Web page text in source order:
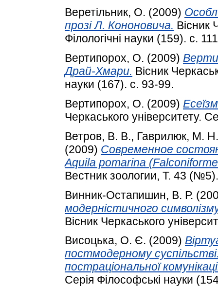
Веретільник, О. (2009)
прозі Л. Кононовича. Вісник
Філологічні науки (159). с.
Вертипорох, О. (2009)
Драй-Хмари. Вісник
науки (167). с. 93-99.
Вертипорох, О. (2009)
Черкаського університету.
Ветров, В. В., Гаврилюк, М. Н.
(2009) Современное
Aquila pomarina
Вестник зоологии, Т. 43
Винник-Остапишин, В. Р.
модерністичного
Вісник Черкаського
Висоцька, О. Є. (2009)
постмодерному
постраціональної
Серія Філософські науки